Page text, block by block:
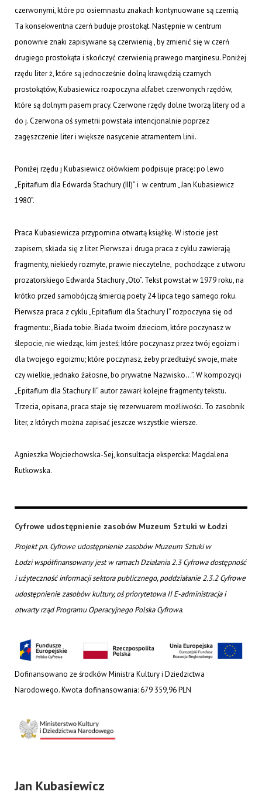
czerwonymi, które po osiemnastu znakach kontynuowane są czernią.
Ta konsekwentna czerń buduje prostokąt. Następnie w centrum
ponownie znaki zapisywane są czerwienią , by zmienić się w czerń
drugiego prostokąta i skończyć czerwienią prawego marginesu. Poniżej
rzędu liter ż, które są jednocześnie dolną krawędzią czarnych
prostokątów, Kubasiewicz rozpoczyna alfabet czerwonych rzędów,
które są dolnym pasem pracy. Czerwone rzędy dolne tworzą litery od a
do j. Czerwona oś symetrii powstała intencjonalnie poprzez
zagęszczenie liter i większe nasycenie atramentem linii.
Poniżej rzędu j Kubasiewicz ołówkiem podpisuje pracę: po lewo
„Epitafium dla Edwarda Stachury (III)” i w centrum „Jan Kubasiewicz
1980”.
Praca Kubasiewicza przypomina otwartą książkę. W istocie jest
zapisem, składa się z liter. Pierwsza i druga praca z cyklu zawierają
fragmenty, niekiedy rozmyte, prawie nieczytelne, pochodzące z utworu
prozatorskiego Edwarda Stachury „Oto”. Tekst powstał w 1979 roku, na
krótko przed samobójczą śmiercią poety 24 lipca tego samego roku.
Pierwsza praca z cyklu „Epitafium dla Stachury I” rozpoczyna się od
fragmentu: „Biada tobie. Biada twoim dzieciom, które poczynasz w
ślepocie, nie wiedząc, kim jesteś; które poczynasz przez twój egoizm i
dla twojego egoizmu; które poczynasz, żeby przedłużyć swoje, małe
czy wielkie, jednako żałosne, bo prywatne Nazwisko...”. W kompozycji
„Epitafium dla Stachury II” autor zawarł kolejne fragmenty tekstu.
Trzecia, opisana, praca staje się rezerwuarem możliwości. To zasobnik
liter, z których można zapisać jeszcze wszystkie wiersze.
Agnieszka Wojciechowska-Sej, konsultacja ekspercka: Magdalena
Rutkowska.
Cyfrowe udostępnienie zasobów Muzeum Sztuki w Łodzi
Projekt pn. Cyfrowe udostępnienie zasobów Muzeum Sztuki w
Łodzi współfinansowany jest w ramach Działania 2.3 Cyfrowa dostępność
i użyteczność informacji sektora publicznego, poddziałanie 2.3.2 Cyfrowe
udostępnienie zasobów kultury, oś priorytetowa II E-administracja i
otwarty rząd Programu Operacyjnego Polska Cyfrowa.
Dofinansowano ze środków Ministra Kultury i Dziedzictwa
Narodowego. Kwota dofinansowania: 679 359,96 PLN
Jan Kubasiewicz